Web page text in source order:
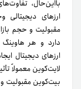
ارزهای دیجیتالی
مقبولیت و حجم
دارد و هر هاوینگ
ارزهای دیجیتال
لایت‌کوین معمولاً
بیت‌کوین مقبولیت